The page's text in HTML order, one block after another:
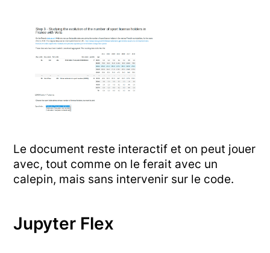
Le document reste interactif et on peut jouer
avec, tout comme on le ferait avec un
calepin, mais sans intervenir sur le code.
Jupyter Flex